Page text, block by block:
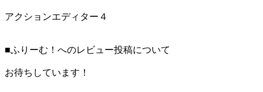
アクションエディター４
■ふりーむ！へのレビュー投稿について
お待ちしています！